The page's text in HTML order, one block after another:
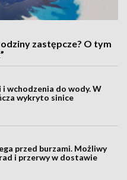
zastępcze? O tym
i wchodzenia do wody. W
wykryto sinice
przed burzami. Możliwy
i przerwy w dostawie